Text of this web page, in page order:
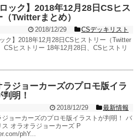
ロック】2018年12月28日CSヒス
（Twitterまとめ）
2018/12/29
CSデッキリスト
ック】2018年12月28日CSヒストリー（Twitter
CSヒストリー 18年12月28日、CSヒストリ
ラジョーカーズのプロモ版イラ
明！
2018/12/29
最新情報
ジョーカーズのプロモ版イラストが判明！ バ
ス オラオラジョーカーズ P
phY...